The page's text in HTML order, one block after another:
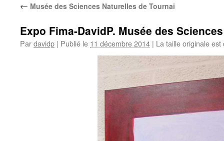
← Musée des Sciences Naturelles de Tournai
Expo Fima-DavidP. Musée des
Pardavidp | Publié le 11 décembre 2014 | La taille originale